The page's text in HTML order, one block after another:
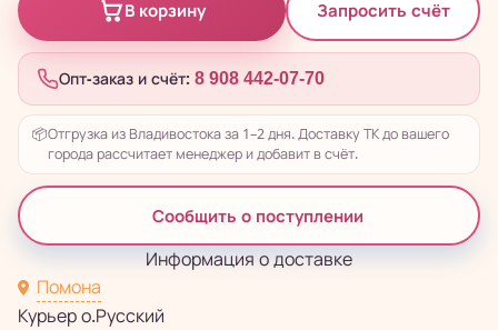
В корзину Запросить счёт
Опт-заказ и счёт: 8 908 442-07-70
📦Отгрузка из Владивостока за 1–2 дня. Доставку ТК до вашего
города рассчитает менеджер и добавит в счёт.
Сообщить о поступлении
Информация о доставке
Помона
Курьер о.Русский